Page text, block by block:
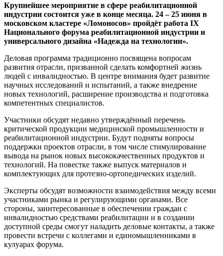
Крупнейшее мероприятие в сфере реабилитационной
индустрии состоится уже в конце месяца. 24 – 25 июня в
московском кластере «Ломоносов» пройдёт работа IX
Национального форума реабилитационной индустрии и
универсального дизайна «Надежда на технологии».
Деловая программа традиционно посвящена вопросам
развития отрасли, призванной сделать комфортней жизнь
людей с инвалидностью. В центре внимания будет развитие
научных исследований и испытаний, а также внедрение
новых технологий, расширение производства и подготовка
компетентных специалистов.
Участники обсудят недавно утверждённый перечень
критической продукции медицинской промышленности и
реабилитационной индустрии. Будут подняты вопросы
поддержки проектов отрасли, в том числе стимулирование
вывода на рынок новых высококачественных продуктов и
технологий. На повестке также выпуск материалов и
комплектующих для протезно-ортопедических изделий.
Эксперты обсудят возможности взаимодействия между всеми
участниками рынка и регулирующими органами. Все
стороны, заинтересованные в обеспечении граждан с
инвалидностью средствами реабилитации и в создании
доступной среды смогут наладить деловые контакты, а также
провести встречи с коллегами и единомышленниками в
кулуарах форума.